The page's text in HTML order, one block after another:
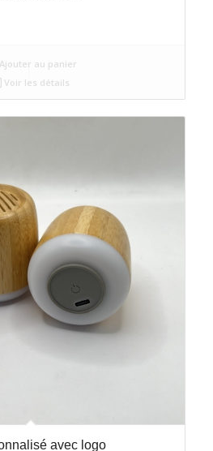
au panier
Voir les détails
avec logo